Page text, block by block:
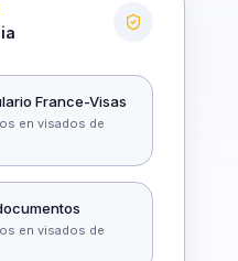
France-Visas
en visados de
en visados de